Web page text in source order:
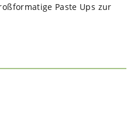
Paste Ups zur